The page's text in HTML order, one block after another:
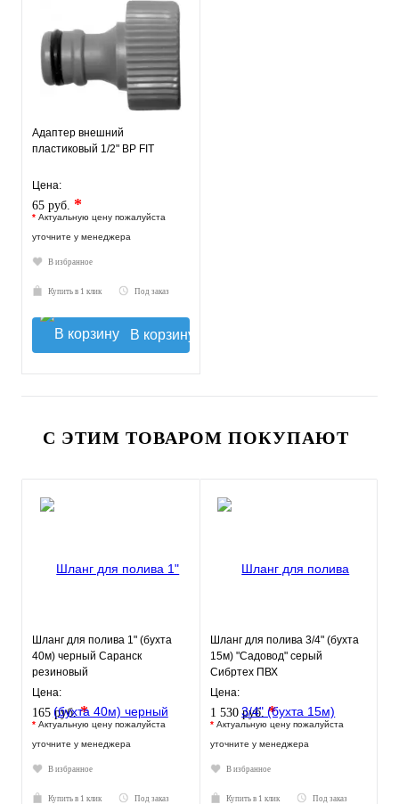
Адаптер внешний
пластиковый 1/2" ВР FIT
Цена:
65 руб. *
* Актуальную цену пожалуйста
уточните у менеджера
В избранное
Купить в 1 клик Под заказ
В корзину
С ЭТИМ ТОВАРОМ ПОКУПАЮТ
Шланг для полива 1" (бухта
40м) черный Саранск
резиновый
Цена:
165 руб.*
* Актуальную цену пожалуйста
уточните у менеджера
В избранное
Купить в 1 клик Под заказ
Шланг для полива 3/4" (бухта
15м) "Садовод" серый
Сибртех ПВХ
Цена:
1 530 руб.*
* Актуальную цену пожалуйста
уточните у менеджера
В избранное
Купить в 1 клик Под заказ